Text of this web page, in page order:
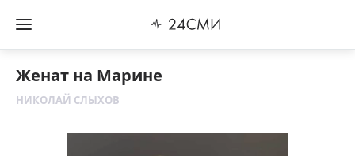
Женат на Марине
НИКОЛАЙ СЛЫХОВ